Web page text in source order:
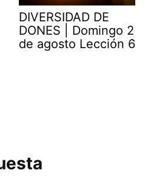
DIVERSIDAD DE
DONES | Domingo 2
de agosto Lección 6